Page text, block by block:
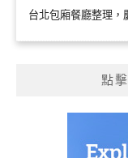
台北包廂餐廳整理，
點